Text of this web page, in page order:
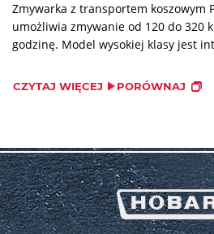
Zmywarka z transportem koszowym
umożliwia zmywanie od 120 do 320
godzinę. Model wysokiej klasy jest
dostosowując automatycznie
CZYTAJ WIĘCEJ PORÓWNAJ